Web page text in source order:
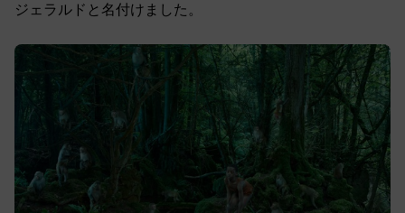
ジェラルドと名付けました。